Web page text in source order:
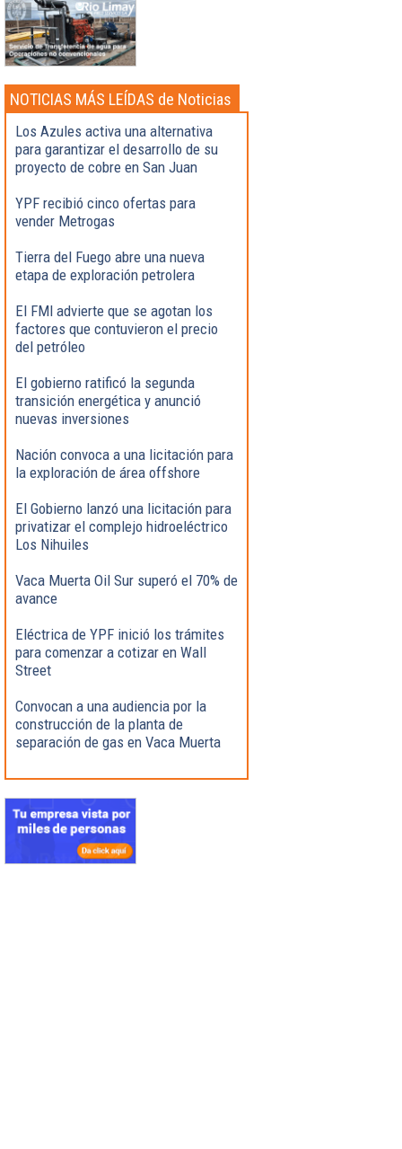
NOTICIAS MÁS LEÍDAS de Noticias
Destacadas
Los Azules activa una alternativa
para garantizar el desarrollo de su
proyecto de cobre en San Juan
YPF recibió cinco ofertas para
vender Metrogas
Tierra del Fuego abre una nueva
etapa de exploración petrolera
El FMI advierte que se agotan los
factores que contuvieron el precio
del petróleo
El gobierno ratificó la segunda
transición energética y anunció
nuevas inversiones
Nación convoca a una licitación para
la exploración de área offshore
El Gobierno lanzó una licitación para
privatizar el complejo hidroeléctrico
Los Nihuiles
Vaca Muerta Oil Sur superó el 70% de
avance
Eléctrica de YPF inició los trámites
para comenzar a cotizar en Wall
Street
Convocan a una audiencia por la
construcción de la planta de
separación de gas en Vaca Muerta